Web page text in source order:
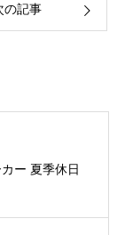
の記事
ー 夏季休日